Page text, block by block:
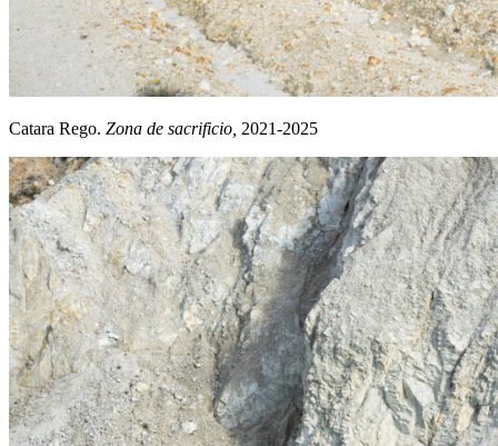
Catara Rego. Zona de sacrificio, 2021-2025